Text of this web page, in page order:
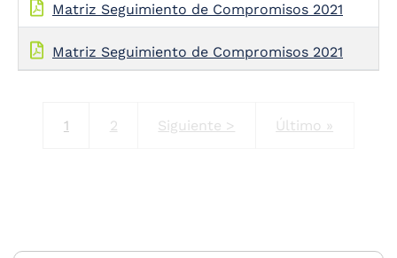
Matriz Seguimiento de Compromisos 2021
Matriz Seguimiento de Compromisos 2021
Pagination
Current page
1 Página
2 Next page
Siguiente > Last page
Último »